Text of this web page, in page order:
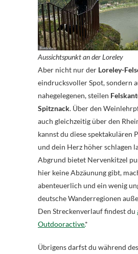
Aussichtspunkt an der Loreley
Aber nicht nur der Loreley-
eindrucksvoller Spot, sondern
nahegelegenen, steilen
Spitznack. Über den
auch gleichzeitig über den
kannst du diese spektakulären
und dein Herz höher schlagen
Abgrund bietet Nervenkitzel
hier keine Abzäunung gibt,
abenteuerlich und ein wenig
deutsche Wanderregionen
Den Streckenverlauf findest du
Outdooractive.*
Übrigens darfst du während